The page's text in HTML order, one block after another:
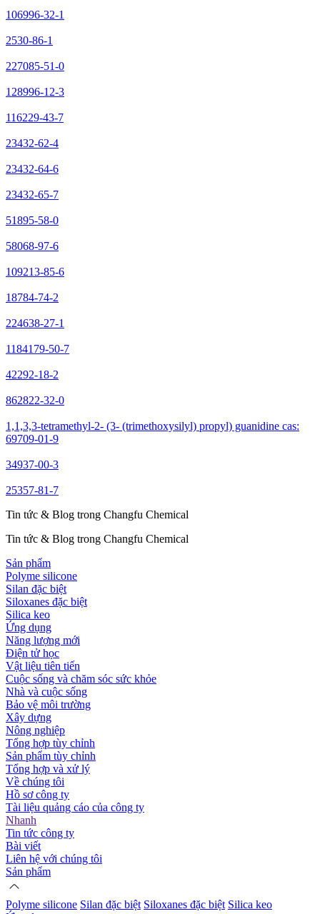
106996-32-1
2530-86-1
227085-51-0
128996-12-3
116229-43-7
23432-62-4
23432-64-6
23432-65-7
51895-58-0
58068-97-6
109213-85-6
18784-74-2
224638-27-1
1184179-50-7
42292-18-2
862822-32-0
1,1,3,3-tetramethyl-2- (3- (trimethoxysilyl) propyl) guanidine cas:
69709-01-9
34937-00-3
25357-81-7
Tin tức & Blog trong Changfu Chemical
Tin tức & Blog trong Changfu Chemical
Sản phẩm
Polyme silicone
Silan đặc biệt
Siloxanes đặc biệt
Silica keo
Ứng dụng
Năng lượng mới
Điện tử học
Vật liệu tiên tiến
Cuộc sống và chăm sóc sức khỏe
Nhà và cuộc sống
Bảo vệ môi trường
Xây dựng
Nông nghiệp
Tổng hợp tùy chỉnh
Sản phẩm tùy chỉnh
Tổng hợp và xử lý
Về chúng tôi
Hồ sơ công ty
Tài liệu quảng cáo của công ty
Nhanh
Tin tức công ty
Bài viết
Liên hệ với chúng tôi
Sản phẩm
Polyme silicone Silan đặc biệt Siloxanes đặc biệt Silica keo